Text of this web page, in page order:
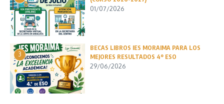
01/07/2026
3
BECAS LIBROS IES MORAIMA PARA LOS
MEJORES RESULTADOS 4º ESO
29/06/2026